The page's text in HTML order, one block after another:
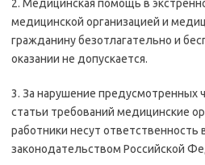
2. Медицинская помощь в
медицинской организацией и
гражданину безотлагательно и
оказании не допускается.
3. За нарушение предусмотренных
статьи требований медицинские
работники несут ответственность
законодательством Российской